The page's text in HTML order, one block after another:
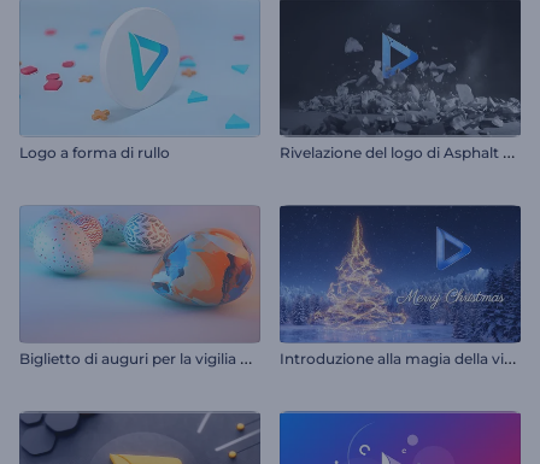
Logo a forma di rullo R
ivelazione del logo di Asphalt Destruction
B
iglietto di auguri per la vigilia di Pasqua I
ntroduzione alla magia della vigilia di Natale